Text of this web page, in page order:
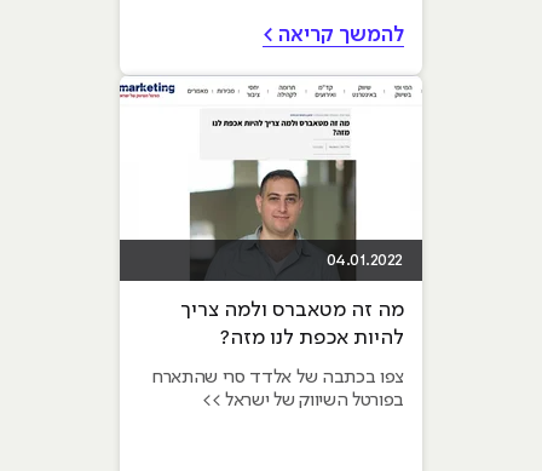
להמשך קריאה >
04.01.2022
מה זה מטאברס ולמה צריך
להיות אכפת לנו מזה?
צפו בכתבה של אלדד סרי שהתארח
בפורטל השיווק של ישראל >>